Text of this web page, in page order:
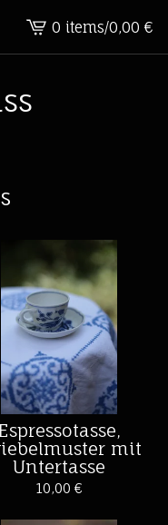
View
cart
0 items/0,00 €
mit
Untertasse
10,00 €